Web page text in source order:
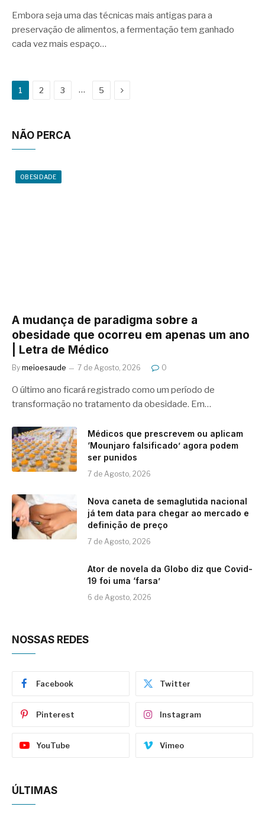
Embora seja uma das técnicas mais antigas para a
preservação de alimentos, a fermentação tem ganhado
cada vez mais espaço…
1 2 3 … 5 Next
NÃO PERCA
OBESIDADE
A mudança de paradigma sobre a
obesidade que ocorreu em apenas um ano
| Letra de Médico
By meioesaude 7 de Agosto, 2026 0
O último ano ficará registrado como um período de
transformação no tratamento da obesidade. Em…
Médicos que prescrevem ou aplicam
‘Mounjaro falsificado’ agora podem
ser punidos
7 de Agosto, 2026
Nova caneta de semaglutida nacional
já tem data para chegar ao mercado e
definição de preço
7 de Agosto, 2026
Ator de novela da Globo diz que Covid-
19 foi uma ‘farsa’
6 de Agosto, 2026
NOSSAS REDES
Facebook Twitter
Pinterest Instagram
YouTube Vimeo
ÚLTIMAS